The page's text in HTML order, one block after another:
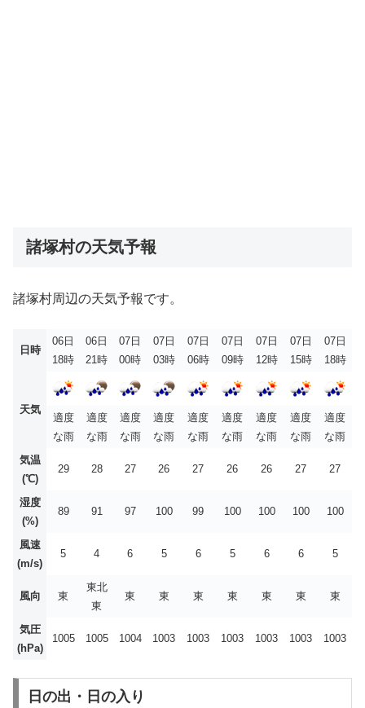
諸塚村の天気予報
諸塚村周辺の天気予報です。
日時
06日
18時
06日
21時
07日
00時
07日
03時
07日
06時
07日
09時
07日
12時
07日
15時
07日
18時
天気
適度
な雨
適度
な雨
適度
な雨
適度
な雨
適度
な雨
適度
な雨
適度
な雨
適度
な雨
適度
な雨
気温
(℃)
29 28 27 26 27 26 26 27 27
湿度
(%)
89 91 97 100 99 100 100 100 100
風速
(m/s)
5 4 6 5 6 5 6 6 5
風向 東
東北
東
東 東 東 東 東 東 東
気圧
(hPa)
1005 1005 1004 1003 1003 1003 1003 1003 1003
日の出・日の入り